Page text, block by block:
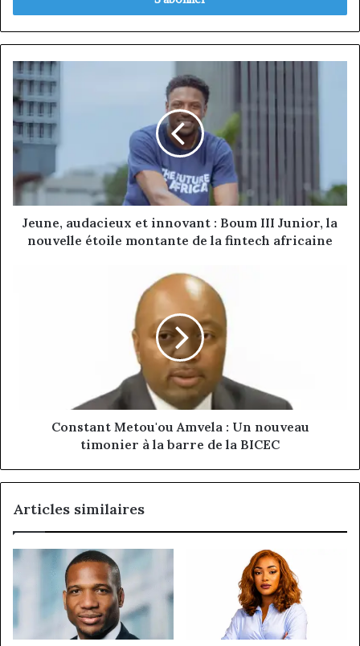
Jeune,
audacieux
et
innovant
Boum
III
Junior,
la
nouvelle
étoile
Jeune, audacieux et innovant : Boum III Junior, la
nouvelle étoile montante de la fintech africaine
Constant Metou'ou Amvela : Un nouveau
timonier à la barre de la BICEC
Articles similaires